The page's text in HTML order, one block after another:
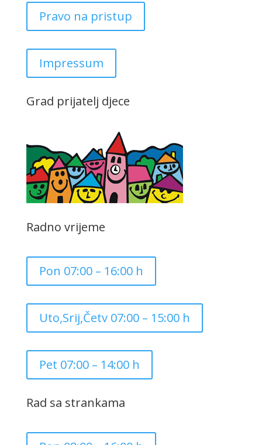
Pravo na pristup
Impressum
Grad prijatelj djece
Radno vrijeme
Pon 07:00 – 16:00 h
Uto,Srij,Četv 07:00 – 15:00 h
Pet 07:00 – 14:00 h
Rad sa strankama